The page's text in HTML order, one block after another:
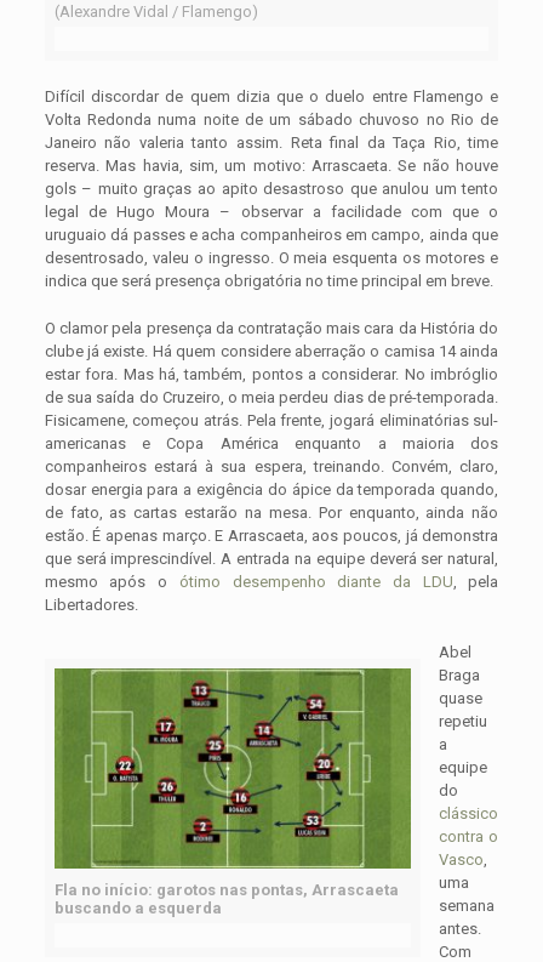
(Alexandre Vidal / Flamengo)
Difícil discordar de quem dizia que o duelo entre Flamengo e
Volta Redonda numa noite de um sábado chuvoso no Rio de
Janeiro não valeria tanto assim. Reta final da Taça Rio, time
reserva. Mas havia, sim, um motivo: Arrascaeta. Se não houve
gols – muito graças ao apito desastroso que anulou um tento
legal de Hugo Moura – observar a facilidade com que o
uruguaio dá passes e acha companheiros em campo, ainda que
desentrosado, valeu o ingresso. O meia esquenta os motores e
indica que será presença obrigatória no time principal em breve.
O clamor pela presença da contratação mais cara da História do
clube já existe. Há quem considere aberração o camisa 14 ainda
estar fora. Mas há, também, pontos a considerar. No imbróglio
de sua saída do Cruzeiro, o meia perdeu dias de pré-temporada.
Fisicamene, começou atrás. Pela frente, jogará eliminatórias sul-
americanas e Copa América enquanto a maioria dos
companheiros estará à sua espera, treinando. Convém, claro,
dosar energia para a exigência do ápice da temporada quando,
de fato, as cartas estarão na mesa. Por enquanto, ainda não
estão. É apenas março. E Arrascaeta, aos poucos, já demonstra
que será imprescindível. A entrada na equipe deverá ser natural,
mesmo após o ótimo desempenho diante da LDU , pela
Libertadores.
Fla no início: garotos nas pontas, Arrascaeta
buscando a esquerda
Abel
Braga
quase
repetiu
a
equipe
do
clássico
contra o
Vasco
uma
semana
antes.
Com